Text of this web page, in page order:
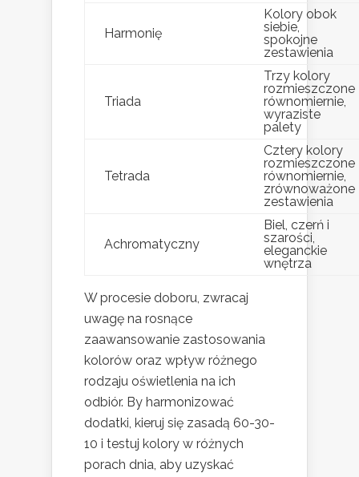
Harmonię
Kolory obok
siebie,
spokojne
zestawienia
Triada
Trzy kolory
rozmieszczone
równomiernie,
wyraziste
palety
Tetrada
Cztery kolory
rozmieszczone
równomiernie,
zrównoważone
zestawienia
Achromatyczny
Biel, czerń i
szarości,
eleganckie
wnętrza
W procesie doboru, zwracaj
uwagę na rosnące
zaawansowanie zastosowania
kolorów oraz wpływ różnego
rodzaju oświetlenia na ich
odbiór. By harmonizować
dodatki, kieruj się zasadą 60-30-
10 i testuj kolory w różnych
porach dnia, aby uzyskać